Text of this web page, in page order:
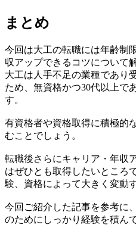
まとめ
今回は大工の転職には年齢制
収アップできるコツについて
大工は人手不足の業種であり
ため、無資格かつ30代以上で
す。
有資格者や資格取得に積極的
むことでしょう。
転職後さらにキャリア・年収
はぜひとも取得したいところ
験、資格によって大きく変動
今回ご紹介した記事を参考に
のためにしっかり経験を積ん